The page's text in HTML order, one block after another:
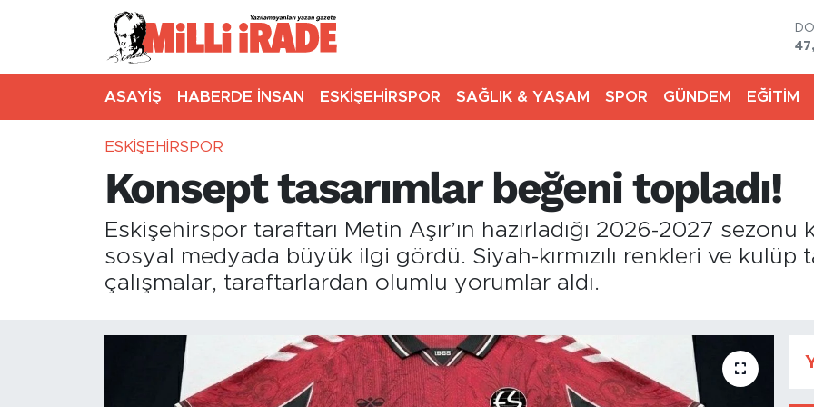
ASAYİŞ HABERDE İNSAN ESKİŞEHİRSPOR SAĞLIK & YAŞAM SPOR GÜNDEM EĞİTİM
ESKİŞEHİRSPOR
Konsept tasarımlar beğeni topladı!
Eskişehirspor taraftarı Metin Aşır’ın hazırladığı 2026-2027 sezonu
sosyal medyada büyük ilgi gördü. Siyah-kırmızılı renkleri ve kulüp
çalışmalar, taraftarlardan olumlu yorumlar aldı.